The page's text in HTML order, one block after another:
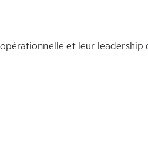
et leur leadership